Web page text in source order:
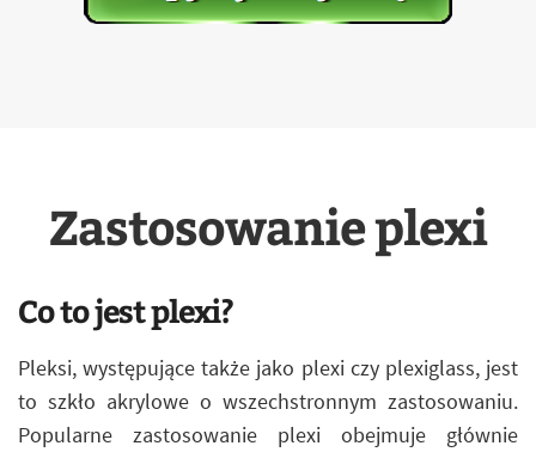
Zastosowanie plexi
Co to jest plexi?
Pleksi, występujące także jako plexi czy plexiglass, jest
to szkło akrylowe o wszechstronnym zastosowaniu.
Popularne zastosowanie plexi obejmuje głównie